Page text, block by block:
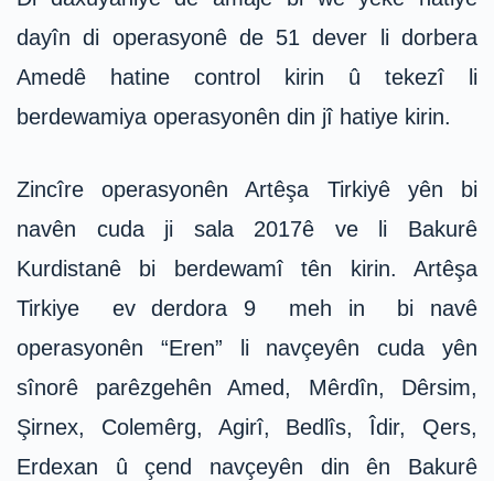
dayîn di operasyonê de 51 dever li dorbera
Amedê hatine control kirin û tekezî li
berdewamiya operasyonên din jî hatiye kirin.
Zincîre operasyonên Artêşa Tirkiyê yên bi
navên cuda ji sala 2017ê ve li Bakurê
Kurdistanê bi berdewamî tên kirin. Artêşa
Tirkiye ev derdora 9 meh in bi navê
operasyonên “Eren” li navçeyên cuda yên
sînorê parêzgehên Amed, Mêrdîn, Dêrsim,
Şirnex, Colemêrg, Agirî, Bedlîs, Îdir, Qers,
Erdexan û çend navçeyên din ên Bakurê